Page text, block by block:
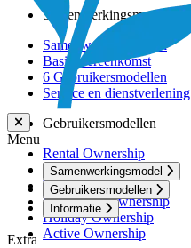
Menu
Samenwerkingsmodel
Gebruikersmodellen
Informatie
Extra
Samenwerkingsmodel
Samenwerkingsmodel
Basisovereenkomst
6 Gebruikersmodellen
Service en dienstverlening
Gebruikersmodellen
Rental Ownership
Premium Ownership
Personal Ownership
Investment Ownership
Holiday Ownership
Active Ownership